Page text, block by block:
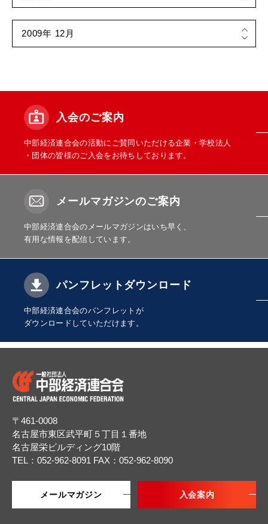
入会のご案内
中部経済連合会の活動にご賛同いただける企業・学校法人
・団体の皆様のご入会をお待ちしております。
メールマガジンのご案内
中部経済連合会のメールマガジンはいち早く、
有用な情報を配信しています。
パンフレットダウンロード
中部経済連合会のパンフレットが
ダウンロードしていただけます。
〒461-0008
名古屋市東区武平町５丁目１番地
名古屋栄ビルディング10階
TEL：052-962-8091 FAX：052-962-8090
メールマガジン 入会案内